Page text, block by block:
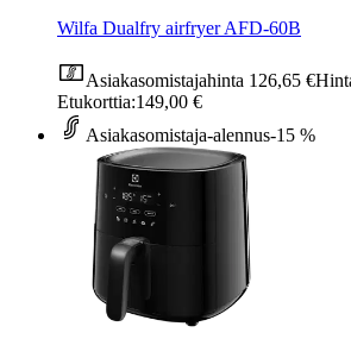
Wilfa Dualfry airfryer AFD-60B
Asiakasomistajahinta 126,65 €
Etukorttia:149,00 €
Asiakasomistaja-alennus-15 %